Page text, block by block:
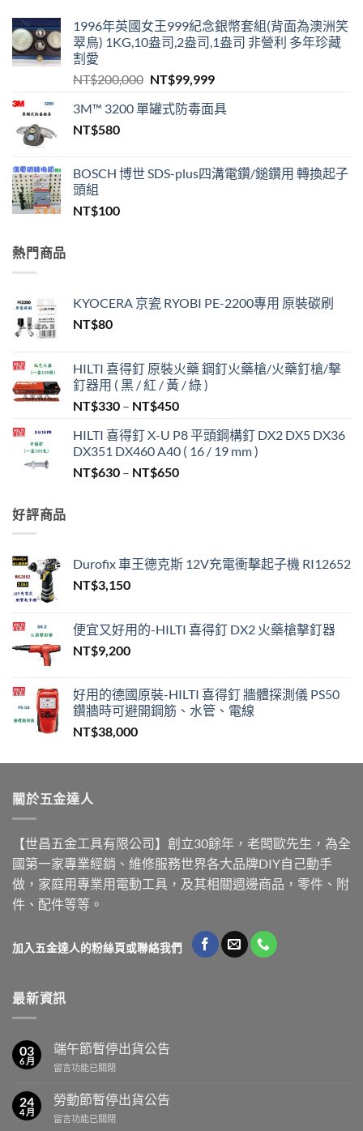
1996年英國女王999紀念銀幣套組(背面為澳洲笑
翠鳥) 1KG,10盎司,2盎司,1盎司 非營利 多年珍藏
割愛
NT$200,000 原
價
NT$99,999目
價
3M™ 3200 單罐式防毒面具
NT$580
BOSCH 博世 SDS-plus四溝電鑽/鎚鑽用 轉換起子
頭組
NT$100
熱門商品
KYOCERA 京瓷 RYOBI PE-2200專用 原裝碳刷
NT$80
HILTI 喜得釘 原裝火藥 鋼釘火藥槍/火藥釘槍/擊
釘器用 ( 黑 / 紅 / 黃 / 綠 )
NT$330 – NT$450價
範
圍：
NT$330
HILTI 喜得釘 X-U P8 平頭鋼構釘 DX2 DX5 DX36
DX351 DX460 A40 ( 16 / 19 mm )
NT$630 – NT$650價
到
NT$650
好評商品
Durofix 車王德克斯 12V充電衝擊起子機 RI12652
NT$3,150
便宜又好用的-HILTI 喜得釘 DX2 火藥槍擊釘器
NT$9,200
好用的德國原裝-HILTI 喜得釘 牆體探測儀 PS50
鑽牆時可避開鋼筋、水管、電線
NT$38,000
關於五金達人
【世昌五金工具有限公司】創立30餘年，老闆歐先生，為全
國第一家專業經銷、維修服務世界各大品牌DIY自己動手
做，家庭用專業用電動工具，及其相關週邊商品，零件、附
件、配件等等。
加入五金達人的粉絲頁或聯絡我們
最新資訊
03
6 月
端午節暫停出貨公告
在
午
節
暫
留言功能已關閉
24
4 月
勞動節暫停出貨公告
在
留言功能已關閉